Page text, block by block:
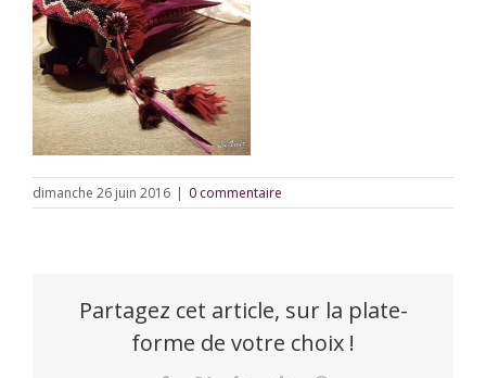
dimanche 26 juin 2016 | 0 commentaire
Partagez cet article, sur la plate-
forme de votre choix !